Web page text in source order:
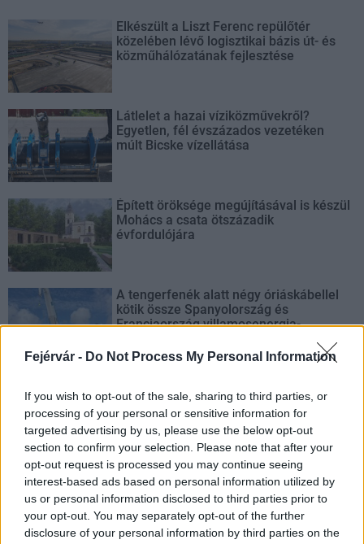
Fejérvár - Do Not Process My Personal Information
If you wish to opt-out of the sale, sharing to third parties, or
processing of your personal or sensitive information for
targeted advertising by us, please use the below opt-out
section to confirm your selection. Please note that after your
opt-out request is processed you may continue seeing
interest-based ads based on personal information utilized by
us or personal information disclosed to third parties prior to
your opt-out. You may separately opt-out of the further
disclosure of your personal information by third parties on the
Elkészült a Liszt Ferenc repülőtér
közelében lévő logisztikai bázis út- és
közműhálózatának fejlesztése
Látlelet a hazai víziközművekről?
Egyetlen, fél évszázados vezetéken
múlt Bicske vízellátása
Épített öröksége megújításával is készül
Mohács a csata ötszázadik
évfordulójára
A tengerfenék alatt négy óriáskábellel
kötik össze Spanyolország és
Franciaország villamosenergia-
AJÁNLJUK MÉG
Aktuális